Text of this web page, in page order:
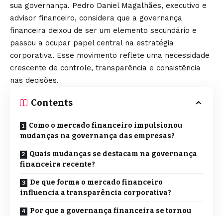
sua governança. Pedro Daniel Magalhães, executivo e
advisor financeiro, considera que a governança
financeira deixou de ser um elemento secundário e
passou a ocupar papel central na estratégia
corporativa. Esse movimento reflete uma necessidade
crescente de controle, transparência e consistência
nas decisões.
Contents
Como o mercado financeiro impulsionou
mudanças na governança das empresas?
Quais mudanças se destacam na governança
financeira recente?
De que forma o mercado financeiro
influencia a transparência corporativa?
Por que a governança financeira se tornou